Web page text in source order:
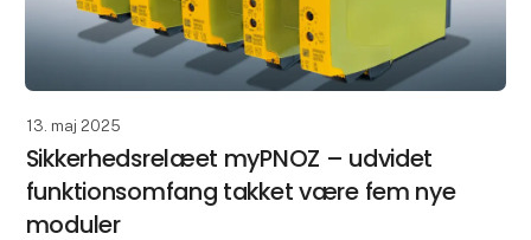
13. maj 2025
Sikkerhedsrelæet myPNOZ – udvidet
funktionsomfang takket være fem nye
moduler